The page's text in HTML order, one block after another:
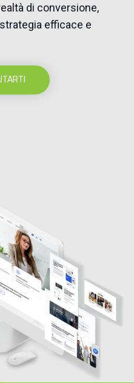
di conversione,
efficace e